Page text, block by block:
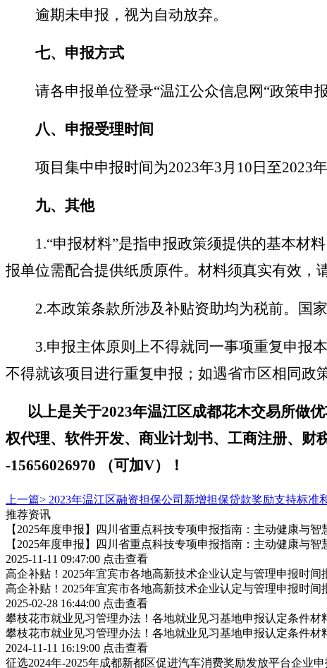
逾期未申报，视为自动放弃。
七、申报方式
请各申报单位登录“温江公众信息网“政策申报
八、申报受理时间
项目集中申报时间为2023年3月10日至2023年
九、其他
1.“申报材料”是指申报政策须提供的基本材
报单位需配合提供纸质原件。材料须真实有效，
2.本政策条款所涉及补贴资助均为税前。国
3.申报主体原则上不得就同一事项重复申报
不得就该项目进行重复申报；如遇省市区相同政
以上是关于2023年温江区成都花木交易所做
权代理、软件开发、商业计划书、工商注册、财
-15656026970 （可加V）！
上一篇> 2023年温江区融资担保公司新增担保贷款奖励支持标准
推荐资讯
【2025年度申报】四川省重点科技专项申报指南：主动健康与智
【2025年度申报】四川省重点科技专项申报指南：主动健康与智
2025-11-11 09:47:00 点击查看
高企补贴！2025年宜宾市各地高新技术企业认定与管理申报时间
高企补贴！2025年宜宾市各地高新技术企业认定与管理申报时间
2025-02-28 16:44:00 点击查看
攀枝花市就业见习管理办法！各地就业见习基地申报认定条件材
攀枝花市就业见习管理办法！各地就业见习基地申报认定条件材
2024-11-11 16:19:00 点击查看
征选2024年-2025年成都新都区促进汽车消费奖励发放平台企业